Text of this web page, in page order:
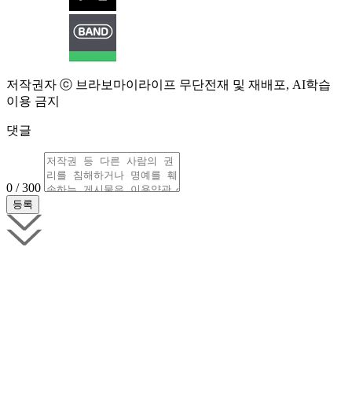
저작권자 ⓒ 브라보마이라이프 무단전재 및 재배포, AI학습
이용 금지
댓글
0 / 300